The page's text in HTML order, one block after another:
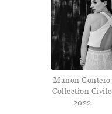
Manon Gontero
Collection Civile
2022